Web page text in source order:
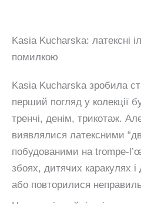
Kasia Kucharska: латексні
помилкою
Kasia Kucharska зробила
перший погляд у колекції
тренчі, денім, трикотаж.
виявлялися латексними
побудованими на trompe-
збоях, дитячих каракулях і
або повторилися